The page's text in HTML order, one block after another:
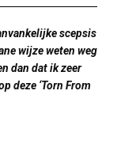
scepsis
wijze weten weg
dan dat ik zeer
deze ‘Torn From